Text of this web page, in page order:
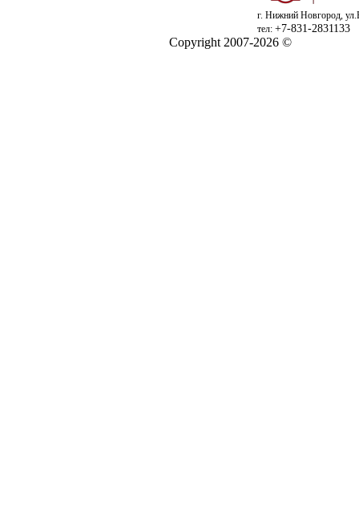
г. Нижний Новгород,
тел: +7-831-2831133
Copyright 2007-2026 ©